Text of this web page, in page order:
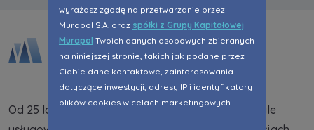
wyrażasz zgodę na przetwarzanie przez
Murapol S.A. oraz spółki z Grupy Kapitałowej
Murapol Twoich danych osobowych zbieranych
na niniejszej stronie, takich jak podane przez
Ciebie dane kontaktowe, zainteresowania
dotyczące inwestycji, adresy IP i identyfikatory
plików cookies w celach marketingowych
Od 25 lat dostarczamy na rynek mieszkania i lokale